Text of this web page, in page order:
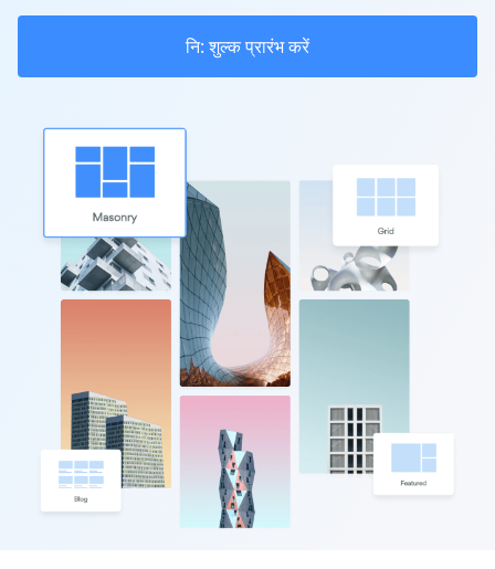
नि: शुल्क प्रारंभ करें